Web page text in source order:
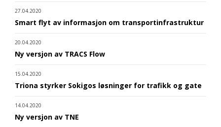
27.04.2020
Smart flyt av informasjon om transportinfrastruktur
20.04.2020
Ny versjon av TRACS Flow
15.04.2020
Triona styrker Sokigos løsninger for trafikk og gate
14.04.2020
Ny versjon av TNE